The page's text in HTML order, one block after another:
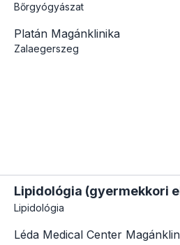
Bőrgyógyászat
Platán Magánklinika
Zalaegerszeg
Lipidológia (gyermekkori
Lipidológia
Léda Medical Center